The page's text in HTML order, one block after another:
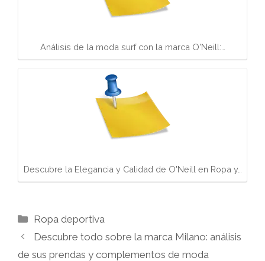
Análisis de la moda surf con la marca O'Neill:…
Descubre la Elegancia y Calidad de O'Neill en Ropa y…
Categorías
Ropa deportiva
Descubre todo sobre la marca Milano: análisis
de sus prendas y complementos de moda